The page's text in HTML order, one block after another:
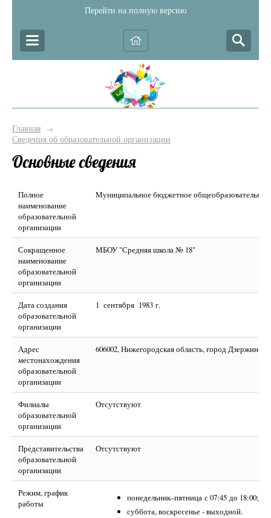
Перейти на полную версию
Главная →
Сведения об образовательной организации
Основные сведения
Полное
наименование
образовательной
организации
Муниципальное бюджетное
Сокращенное
наименование
образовательной
организации
МБОУ "Средняя школа № 18"
Дата создания
образовательной
организации
1 сентября 1983 г.
Адрес
местонахождения
образовательной
организации
606002, Нижегородская область, город
Филиалы
образовательной
организации
Отсутствуют
Представительства
образовательной
организации
Отсутствуют
Режим, график
работы
понедельник–пятница с 07:45 до 18:00;
суббота, воскресенье - выходной.